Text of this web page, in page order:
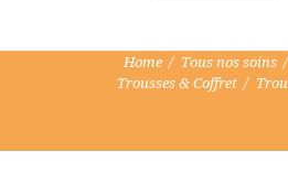
Home Tous nos soins
Trousses & Coffret